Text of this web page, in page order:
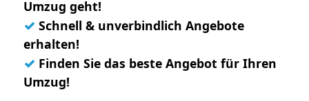
Umzug geht!
✓ Schnell & unverbindlich Angebote
erhalten!
✓ Finden Sie das beste Angebot für Ihren
Umzug!